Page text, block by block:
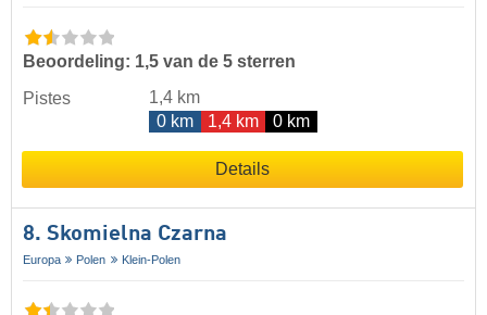
Beoordeling: 1,5 van de 5 sterren
Pistes
1,4 km
0 km
1,4 km 0 km
Details
8. Skomielna Czarna
Europa Polen Klein-Polen